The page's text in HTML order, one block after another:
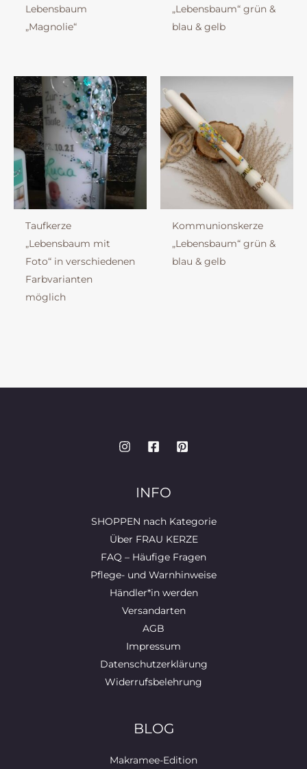
Lebensbaum
„Magnolie“
„Lebensbaum“ grün &
blau & gelb
Taufkerze
„Lebensbaum mit
Foto“ in verschiedenen
Farbvarianten
möglich
Kommunionskerze
„Lebensbaum“ grün &
blau & gelb
INFO
SHOPPEN nach Kategorie
Über FRAU KERZE
FAQ – Häufige Fragen
Pflege- und Warnhinweise
Händler*in werden
Versandarten
AGB
Impressum
Datenschutzerklärung
Widerrufsbelehrung
BLOG
Makramee-Edition